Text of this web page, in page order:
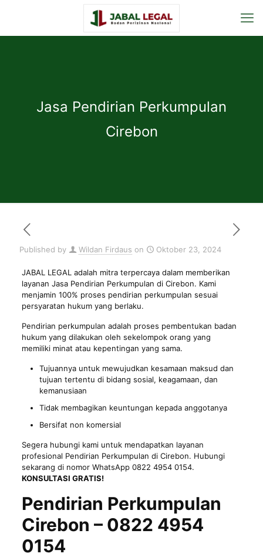
Jasa Pendirian Perkumpulan
Cirebon
Published by Wildan Firdaus on Oktober 23, 2024
JABAL LEGAL adalah mitra terpercaya dalam memberikan
layanan Jasa Pendirian Perkumpulan di Cirebon. Kami
menjamin 100% proses pendirian perkumpulan sesuai
persyaratan hukum yang berlaku.
Pendirian perkumpulan adalah proses pembentukan badan
hukum yang dilakukan oleh sekelompok orang yang
memiliki minat atau kepentingan yang sama.
Tujuannya untuk mewujudkan kesamaan maksud dan
tujuan tertentu di bidang sosial, keagamaan, dan
kemanusiaan
Tidak membagikan keuntungan kepada anggotanya
Bersifat non komersial
Segera hubungi kami untuk mendapatkan layanan
profesional Pendirian Perkumpulan di Cirebon. Hubungi
sekarang di nomor WhatsApp 0822 4954 0154.
KONSULTASI GRATIS!
Pendirian Perkumpulan
Cirebon – 0822 4954
0154